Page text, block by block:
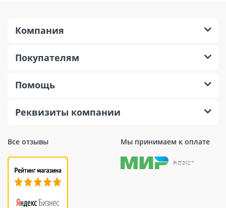
Все отзывы Мы принимаем к оплате
Компания
Покупателям
Помощь
Реквизиты компании